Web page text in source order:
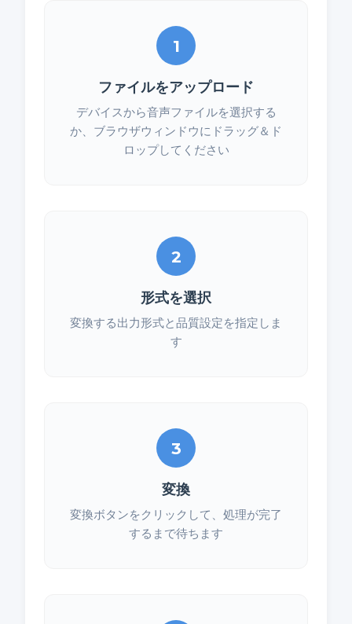
1
ファイルをアップロード
デバイスから音声ファイルを選択する
か、ブラウザウィンドウにドラッグ＆ド
ロップしてください
2
形式を選択
変換する出力形式と品質設定を指定しま
す
3
変換
変換ボタンをクリックして、処理が完了
するまで待ちます